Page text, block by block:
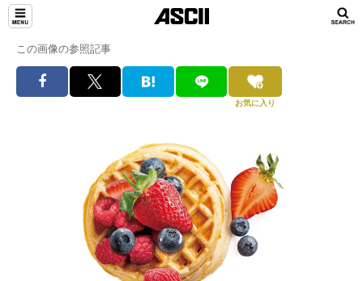
この画像の参照記事
お気に入り